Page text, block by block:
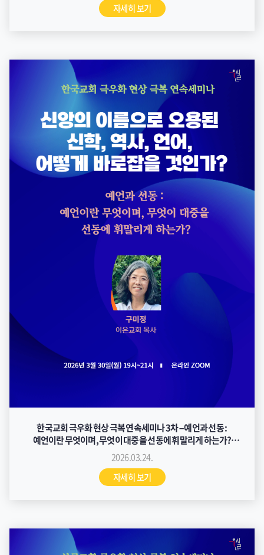
자세히 보기
한국교회 극우화 현상 극복 연속세미나 3차 – 예언과 선동 :
예언이란 무엇이며, 무엇이 대중을 선동에 휘말리게 하는가?
자료집
2026.03.24.
자세히 보기